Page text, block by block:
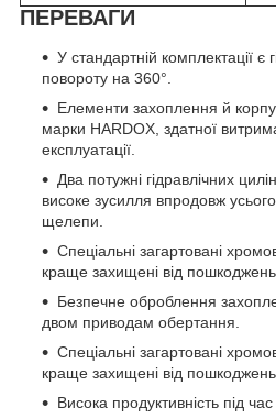
ПЕРЕВАГИ
У стандартній комплектації є
повороту на 360°.
Елементи захоплення й
марки HARDOX, здатної
експлуатації.
Два потужні гідравлічних
високе зусилля впродовж
щелепи.
Спеціальні загартовані
краще захищені від пошкоджень.
Безпечне оброблення
двом приводам обертання.
Спеціальні загартовані
краще захищені від пошкоджень.
Висока продуктивність під